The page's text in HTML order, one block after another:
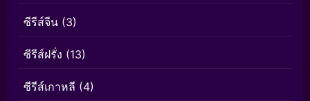
ซีรีส์จีน (3)
ซีรีส์ฝรั่ง (13)
ซีรีส์เกาหลี (4)